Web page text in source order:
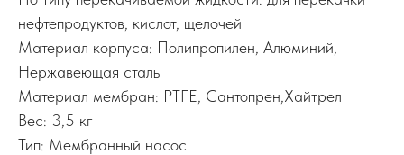
нефтепродуктов, кислот, щелочей
Материал корпуса: Полипропилен, Алюминий,
Нержавеющая сталь
Материал мембран: PTFE, Сантопрен,Хайтрел
Вес: 3,5 кг
Тип: Мембранный насос